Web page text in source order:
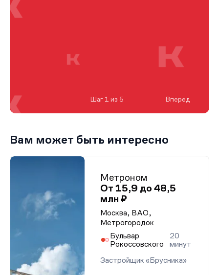
Шаг 1 из 5 Вперед
Вам может быть интересно
Метроном
От 15,9 до 48,5
млн ₽
Москва, ВАО,
Метрогородок
Бульвар
Рокоссовского
20
минут
Застройщик «Брусника»